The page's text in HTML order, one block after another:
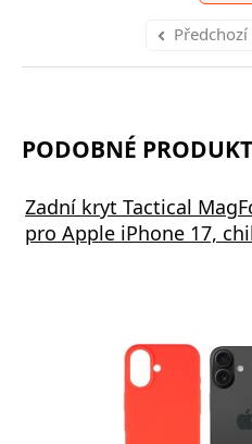
Předchozí
PODOBNÉ
Zadní kryt Tactical
pro Apple iPhone 17,